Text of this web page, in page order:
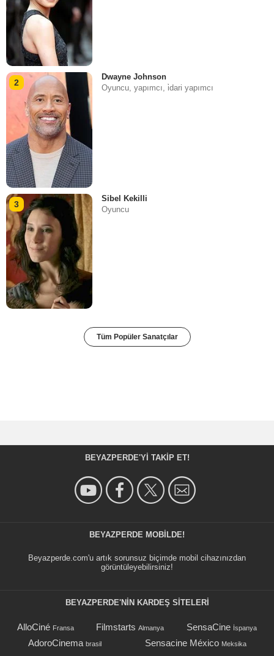
2
Dwayne Johnson
Oyuncu, yapımcı, i̇dari yapımcı
3
Sibel Kekilli
Oyuncu
Tüm Popüler Sanatçılar
BEYAZPERDE'YI TAKIP ET!
BEYAZPERDE MOBILDE!
Beyazperde.com'u artık sorunsuz biçimde mobil cihazınızdan
görüntüleyebilirsiniz!
BEYAZPERDE'NIN KARDEŞ SİTELERİ
AlloCiné Fransa Filmstarts Almanya SensaCine İspanya
AdoroCinema brasil Sensacine México Meksika